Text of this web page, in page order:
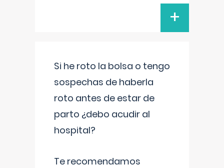
+
Si he roto la bolsa o tengo
sospechas de haberla
roto antes de estar de
parto ¿debo acudir al
hospital?
Te recomendamos